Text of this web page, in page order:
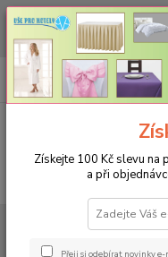
CHCETE NAKOUPIT VĚTŠÍ
+420 773 794 023
Pondělí-pátek 9-16 hodin
RAUTOVÉ SUKNĚ
Získejte 100 Kč slevu na
a při
Přeji si odebírat novinky